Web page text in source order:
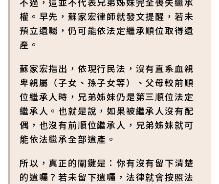
權。早先，蘇家宏律師就發文提醒，若未
預立遺囑，仍可能依法定繼承順位取得遺
產。
蘇家宏指出，依現行民法，沒有直系血親
卑親屬（子女、孫子女等）、父母較前順
位繼承人時，兄弟姊妹仍是第三順位法定
繼承人。也就是說，如果被繼承人沒有配
偶，也沒有前順位繼承人，兄弟姊妹就可
能依法繼承全部遺產。
所以，真正的關鍵是：你有沒有留下清楚
的遺囑？若未留下遺囑，法律就會按照法